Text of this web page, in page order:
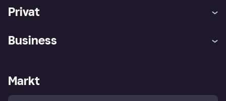
Privat
Shops entdecken
Business
Händlerportal
Markt